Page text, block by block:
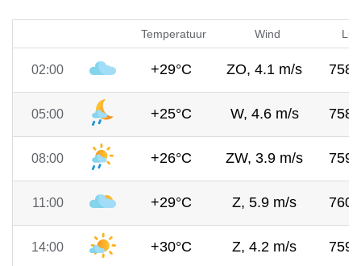
Temperatuur Wind
02:00 +29°C ZO, 4.1 m/s 758
05:00 +25°C W, 4.6 m/s 758
08:00 +26°C ZW, 3.9 m/s 759
11:00 +29°C Z, 5.9 m/s 760
14:00 +30°C Z, 4.2 m/s 759